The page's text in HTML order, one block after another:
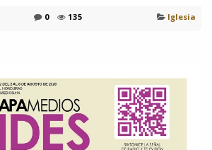
0 135 Iglesia